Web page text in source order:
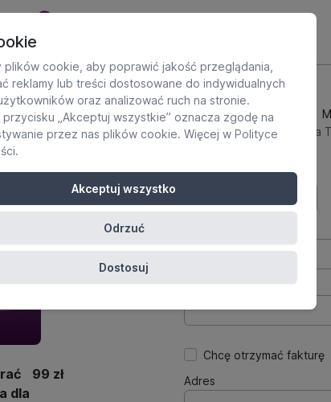
dla
99 zł
Dane uczestnika
Potrzebne do utworzenia
Imię
Hasło
Chcę otrzymać fakturę
Adres
plików cookie, aby poprawić jakość przeglądania,
reklamy lub treści dostosowane do indywidualnych
oraz analizować ruch na stronie.
przycisku „Akceptuj wszystkie” oznacza zgodę na
przez nas plików cookie. Więcej w Polityce
.
Akceptuj wszystko
Odrzuć
Dostosuj